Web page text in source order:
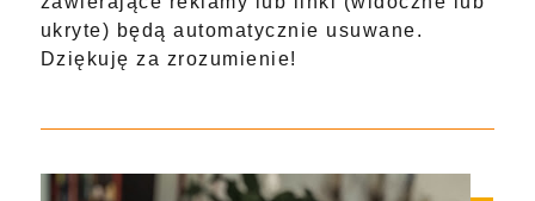
ukryte) będą automatycznie usuwane.
Dziękuję za zrozumienie!